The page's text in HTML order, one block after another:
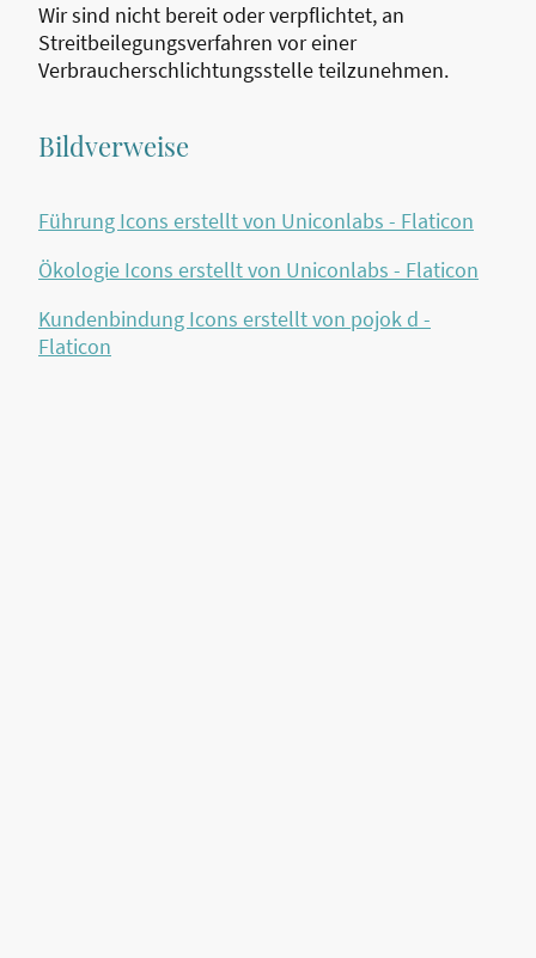
Wir sind nicht bereit oder verpflichtet, an
Streitbeilegungsverfahren vor einer
Verbraucherschlichtungsstelle teilzunehmen.
Bildverweise
Führung Icons erstellt von Uniconlabs - Flaticon
Ökologie Icons erstellt von Uniconlabs - Flaticon
Kundenbindung Icons erstellt von pojok d -
Flaticon